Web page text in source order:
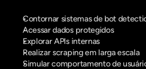
Contornar sistemas de bot
Acessar dados protegidos
Explorar APIs internas
Realizar scraping em larga escala
Simular comportamento de